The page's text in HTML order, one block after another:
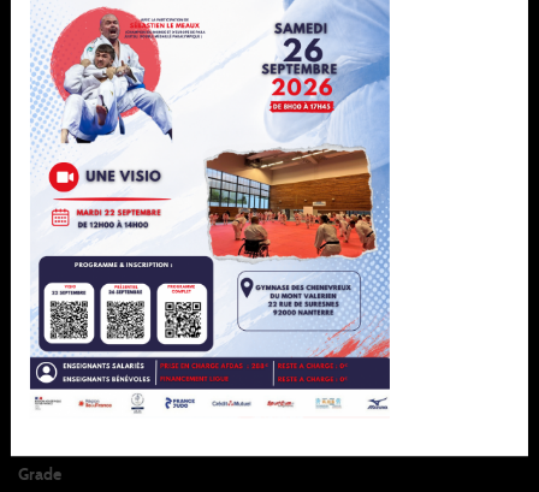
À ne pas manquer
Ligue
Formation
Développement
Pôle espoir
Espace club
Pôle france
Paris 2024
Parajudo
Grade